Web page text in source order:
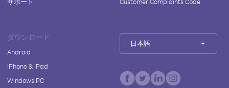
ダウンロード
Android
iPhone & iPad
Windows PC
日本語